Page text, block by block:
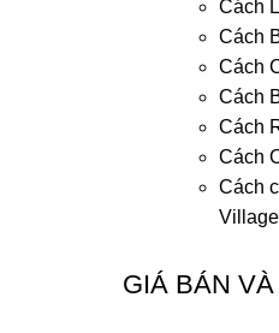
Cách
Cách
Cách
Cách
Cách
Cách
Cách
GIÁ BÁN